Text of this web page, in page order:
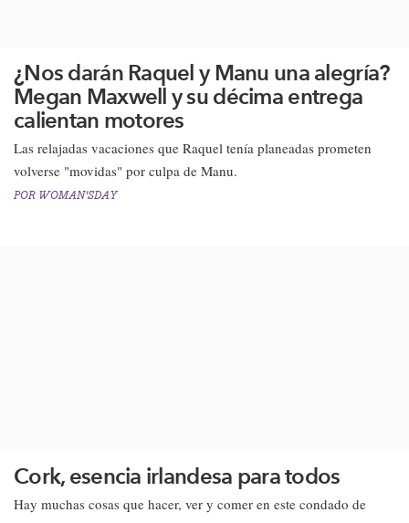
¿Nos darán Raquel y Manu una alegría?
Megan Maxwell y su décima entrega
calientan motores
Las relajadas vacaciones que Raquel tenía planeadas prometen
volverse "movidas" por culpa de Manu.​​
POR WOMAN'SDAY
Cork, esencia irlandesa para todos
​Hay muchas cosas que hacer, ver y comer en este condado de